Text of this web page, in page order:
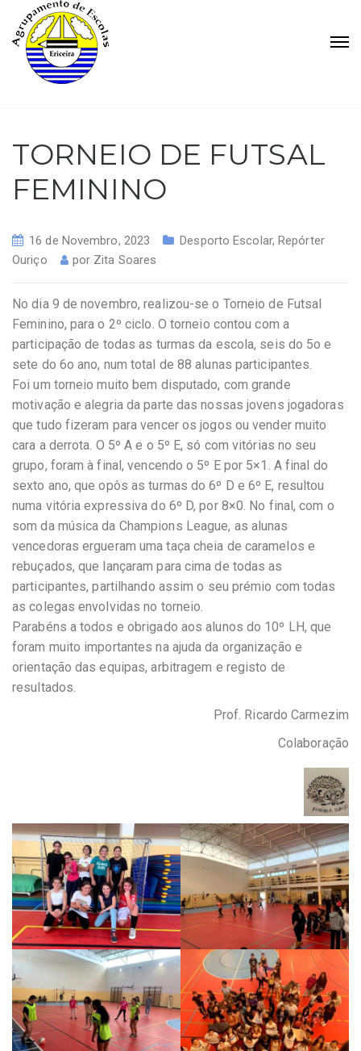
TORNEIO DE FUTSAL
FEMININO
16 de Novembro, 2023 Desporto Escolar,Repórter
Ouriço
por Zita Soares
No dia 9 de novembro, realizou-se o Torneio de Futsal
Feminino, para o 2º ciclo. O torneio contou com a
participação de todas as turmas da escola, seis do 5o e
sete do 6o ano, num total de 88 alunas participantes.
Foi um torneio muito bem disputado, com grande
motivação e alegria da parte das nossas jovens jogadoras
que tudo fizeram para vencer os jogos ou vender muito
cara a derrota. O 5º A e o 5º E, só com vitórias no seu
grupo, foram à final, vencendo o 5º E por 5×1. A final do
sexto ano, que opôs as turmas do 6º D e 6º E, resultou
numa vitória expressiva do 6º D, por 8×0. No final, com o
som da música da Champions League, as alunas
vencedoras ergueram uma taça cheia de caramelos e
rebuçados, que lançaram para cima de todas as
participantes, partilhando assim o seu prémio com todas
as colegas envolvidas no torneio.
Parabéns a todos e obrigado aos alunos do 10º LH, que
foram muito importantes na ajuda da organização e
orientação das equipas, arbitragem e registo de
resultados.
Prof. Ricardo Carmezim
Colaboração